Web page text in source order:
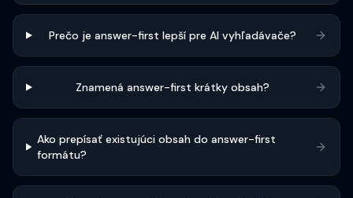
Prečo je answer-first lepší pre AI vyhľadávače?
Znamená answer-first krátky obsah?
Ako prepísať existujúci obsah do answer-first
formátu?